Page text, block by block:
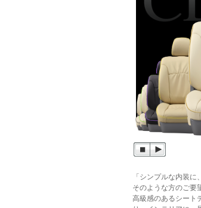
「シンプルな内装
そのような方のご要
高級感のあるシート